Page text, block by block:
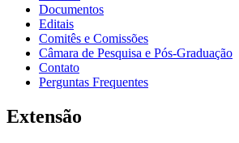
Documentos
Editais
Comitês e Comissões
Câmara de Pesquisa e Pós-Graduação
Contato
Perguntas Frequentes
Extensão